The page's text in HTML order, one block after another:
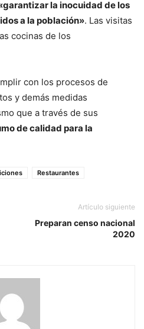
la inocuidad de los
a la población». Las visitas
cocinas de los
con los procesos de
y demás medidas
que a través de sus
de calidad para la
Restaurantes
Artículo siguiente
Preparan censo nacional
2020